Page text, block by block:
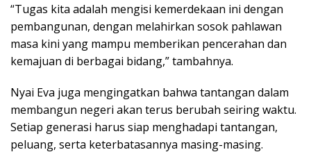
“Tugas kita adalah mengisi kemerdekaan ini dengan
pembangunan, dengan melahirkan sosok pahlawan
masa kini yang mampu memberikan pencerahan dan
kemajuan di berbagai bidang,” tambahnya.
Nyai Eva juga mengingatkan bahwa tantangan dalam
membangun negeri akan terus berubah seiring waktu.
Setiap generasi harus siap menghadapi tantangan,
peluang, serta keterbatasannya masing-masing.